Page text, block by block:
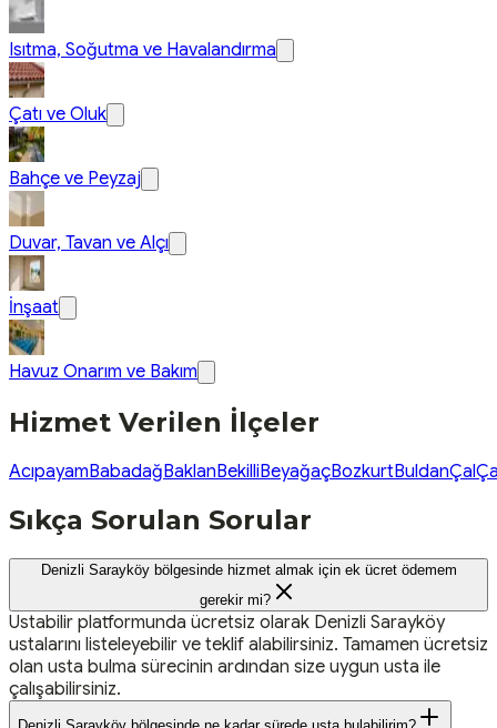
Isıtma, Soğutma ve Havalandırma
Çatı ve Oluk
Bahçe ve Peyzaj
Duvar, Tavan ve Alçı
İnşaat
Havuz Onarım ve Bakım
Hizmet Verilen İlçeler
AcıpayamBabadağBaklanBekilliBeyağaçBozkurtBuldanÇal
Sıkça Sorulan Sorular
Denizli Sarayköy bölgesinde hizmet almak için ek ücret ödemem
gerekir mi?
Ustabilir platformunda ücretsiz olarak Denizli Sarayköy
ustalarını listeleyebilir ve teklif alabilirsiniz. Tamamen ücretsiz
olan usta bulma sürecinin ardından size uygun usta ile
çalışabilirsiniz.